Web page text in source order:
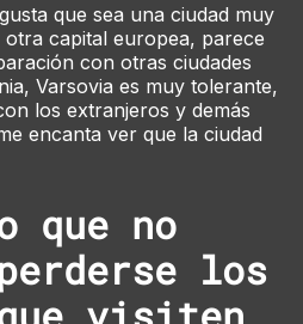
que sea una ciudad muy
capital europea, parece
con otras ciudades
Varsovia es muy tolerante,
los extranjeros y demás
encanta ver que la ciudad
que no
los